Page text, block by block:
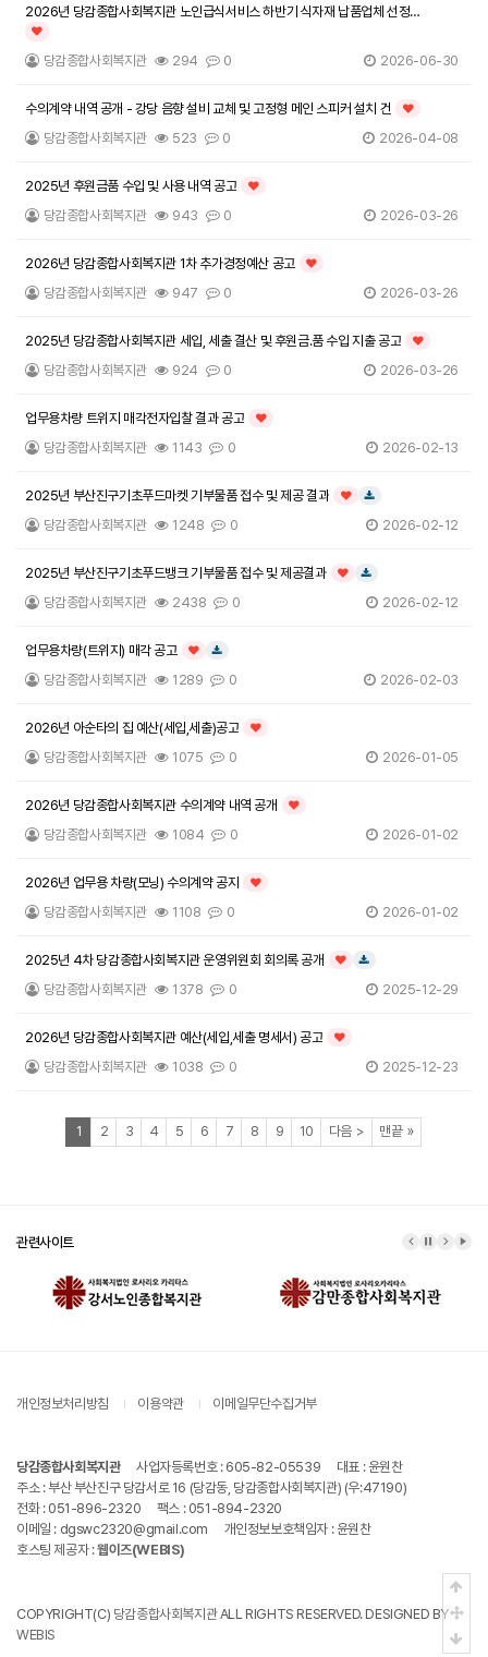
2026년 당감종합사회복지관 노인급식서비스 하반기 식자재 납품업체 선정
결과보고
인기글
당감종합사회복지관 294 0 2026-06-30
수의계약 내역 공개 - 강당 음향 설비 교체 및 고정형 메인 스피커 설치 건 인기글
당감종합사회복지관 523 0 2026-04-08
2025년 후원금품 수입 및 사용 내역 공고 인기글
당감종합사회복지관 943 0 2026-03-26
2026년 당감종합사회복지관 1차 추가경정예산 공고 인기글
당감종합사회복지관 947 0 2026-03-26
2025년 당감종합사회복지관 세입, 세출 결산 및 후원금.품 수입 지출 공고 인기글
당감종합사회복지관 924 0 2026-03-26
업무용차량 트위지 매각전자입찰 결과 공고 인기글
당감종합사회복지관 1143 0 2026-02-13
2025년 부산진구기초푸드마켓 기부물품 접수 및 제공 결과 인기글다운로드
당감종합사회복지관 1248 0 2026-02-12
2025년 부산진구기초푸드뱅크 기부물품 접수 및 제공결과 인기글다운로드
당감종합사회복지관 2438 0 2026-02-12
업무용차량(트위지) 매각 공고 인기글다운로드
당감종합사회복지관 1289 0 2026-02-03
2026년 아순타의 집 예산(세입,세출)공고 인기글
당감종합사회복지관 1075 0 2026-01-05
2026년 당감종합사회복지관 수의계약 내역 공개 인기글
당감종합사회복지관 1084 0 2026-01-02
2026년 업무용 차량(모닝) 수의계약 공지 인기글
당감종합사회복지관 1108 0 2026-01-02
2025년 4차 당감종합사회복지관 운영위원회 회의록 공개 인기글다운로드
당감종합사회복지관 1378 0 2025-12-29
2026년 당감종합사회복지관 예산(세입,세출 명세서) 공고 인기글
당감종합사회복지관 1038 0 2025-12-23
열린
1 페이지
2페이지
3페이지
4페이지
5페이지
6페이지
7페이지
8페이지
9페이지
10 페이지
다음 페이지
> 맨끝 페이지
»
관련사이트 이전 배너
배너 정지
다음 배
배
개인정보처리방침 이용약관 이메일무단수집거부
당감종합사회복지관 사업자등록번호 : 605-82-05539
대표 : 윤원찬
주소 : 부산 부산진구 당감서로 16 (당감동, 당감종합사회복지관) (우:47190)
전화 : 051-896-2320
팩스 : 051-894-2320
이메일 : dgswc2320@gmail.com
개인정보보호책임자 : 윤원찬
호스팅 제공자 :웹이즈(WEBIS)
COPYRIGHT(C) 당감종합사회복지관ALL RIGHTS RESERVED. DESIGNED BY
WEBIS
중